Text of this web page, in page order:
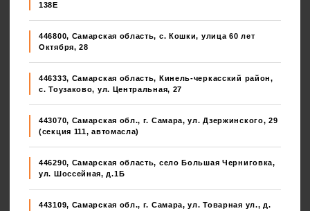
138E
446800, Самарская область, с. Кошки, улица 60 лет
Октября, 28
446333, Самарская область, Кинель-черкасский район,
с. Тоузаково, ул. Центральная, 27
443070, Самарская обл., г. Самара, ул. Дзержинского, 29
(секция 111, автомасла)
446290, Самарская область, село Большая Черниговка,
ул. Шоссейная, д.1Б
443109, Самарская обл., г. Самара, ул. Товарная ул., д.